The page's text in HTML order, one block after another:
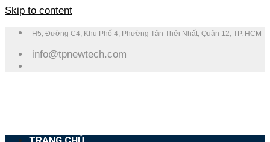
Skip to content
H5, Đường C4, Khu Phố 4, Phường Tân Thới Nhất, Quận 12, TP. HCM
info@tpnewtech.com